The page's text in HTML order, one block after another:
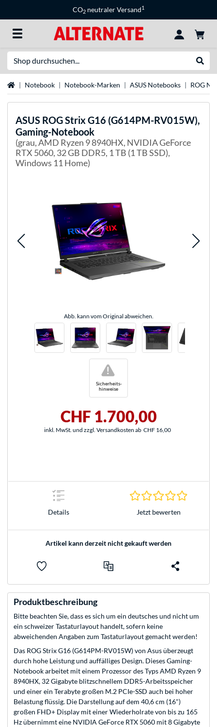
CO2 neutraler Versand1
StartseiteNotebook Notebook-Marken ASUS Notebooks ROG
ASUS ROG Strix G16 (G614PM-RV015W),
Gaming-Notebook
(grau, AMD Ryzen 9 8940HX, NVIDIA GeForce
RTX 5060, 32 GB DDR5, 1 TB (1 TB SSD),
Windows 11 Home)
Abb. kann vom Original abweichen.
Sicherheits-
hinweise
!
CHF 1.700,00
inkl. MwSt. und zzgl. Versandkosten ab CHF 16,00
Details Jetzt bewerten
Artikel kann derzeit nicht gekauft werden
Produktbeschreibung
Bitte beachten Sie, dass es sich um ein deutsches und nicht um
ein schweizer Tastaturlayout handelt, sofern keine
abweichenden Angaben zum Tastaturlayout gemacht werden!
Das ROG Strix G16 (G614PM-RV015W) von Asus überzeugt
durch hohe Leistung und auffälliges Design. Dieses Gaming-
Notebook arbeitet mit einem Prozessor des Typs AMD Ryzen 9
8940HX, 32 Gigabyte blitzschnellem DDR5-Arbeitsspeicher
und einer ein Terabyte großen M.2 PCIe-SSD auch bei hoher
Belastung flüssig. Die Darstellung auf dem 40,6 cm (16")
großen FHD+ Display mit einer Wiederholrate von bis zu 165
Hz übernimmt eine NVIDIA GeForce RTX 5060 mit 8 Gigabyte